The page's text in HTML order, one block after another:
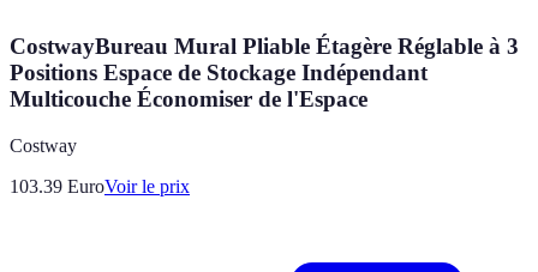
CostwayBureau Mural Pliable Étagère Réglable à 3
Positions Espace de Stockage Indépendant
Multicouche Économiser de l'Espace
Costway
103.39 EuroVoir le prix